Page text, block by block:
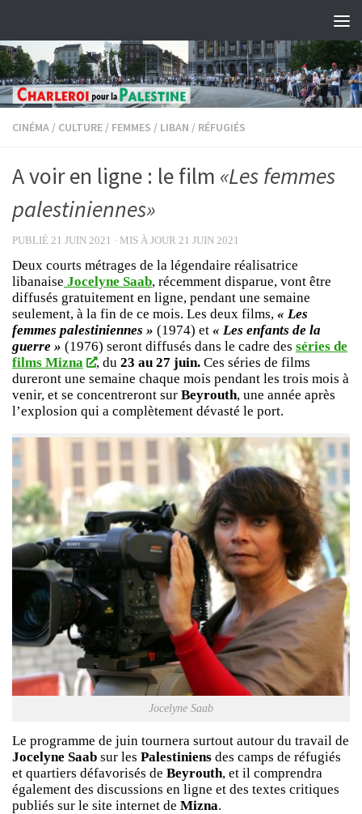
CINÉMA / CULTURE / FEMMES / LIBAN / RÉFUGIÉS
A voir en ligne : le film «Les femmes
palestiniennes»
PUBLIÉ 21 JUIN 2021 · MIS À JOUR 21 JUIN 2021
Deux courts métrages de la légendaire réalisatrice
libanaise Jocelyne Saab, récemment disparue, vont être
diffusés gratuitement en ligne, pendant une semaine
seulement, à la fin de ce mois. Les deux films, « Les
femmes palestiniennes » (1974) et « Les enfants de la
guerre » (1976) seront diffusés dans le cadre des séries de
films Mizna
, du 23 au 27 juin.Ces séries de films
dureront une semaine chaque mois pendant les trois mois à
venir, et se concentreront sur Beyrouth, une année après
l’explosion qui a complètement dévasté le port.
Jocelyne Saab
Le programme de juin tournera surtout autour du travail de
Jocelyne Saab sur les Palestiniens des camps de réfugiés
et quartiers défavorisés de Beyrouth, et il comprendra
également des discussions en ligne et des textes critiques
publiés sur le site internet de Mizna.